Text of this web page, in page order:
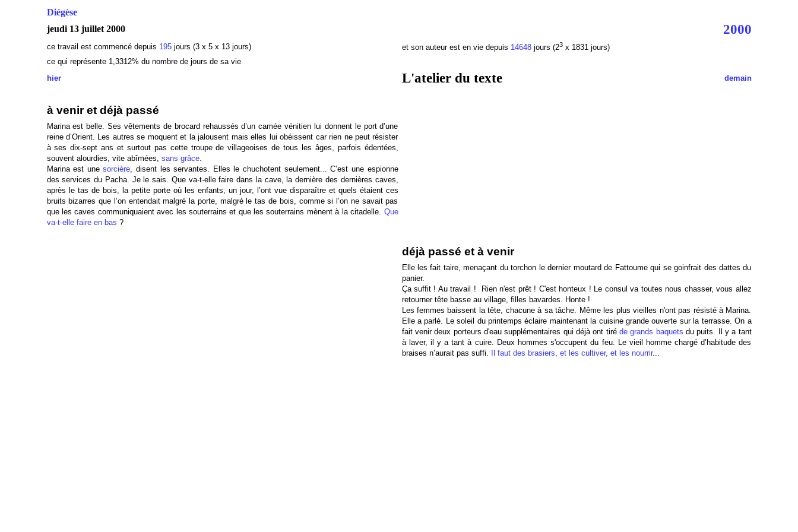
Diégèse
jeudi 13 juillet 2000
2000
ce travail est commencé depuis 195 jours (3 x 5 x 13 jours) et son auteur est en vie depuis 14648jours (23x 1831 jours)
ce qui représente 1,3312% du nombre de jours de sa vie
hier
L'atelier du texte demain
à venir et déjà passé
Marina est belle. Ses vêtements de brocard rehaussés d’un camée vénitien lui donnent le port d’une
reine d’Orient. Les autres se moquent et la jalousent mais elles lui obéissent car rien ne peut résister
à ses dix-sept ans et surtout pas cette troupe de villageoises de tous les âges, parfois édentées,
souvent alourdies, vite abîmées, sans grâce.
Marina est unesorcière, disent les servantes. Elles le chuchotent seulement... C’est une espionne
des services du Pacha. Je le sais. Que va-t-elle faire dans la cave, la dernière des dernières caves,
après le tas de bois, la petite porte où les enfants, un jour, l’ont vue disparaître et quels étaient ces
bruits bizarres que l’on entendait malgré la porte, malgré le tas de bois, comme si l’on ne savait pas
que les caves communiquaient avec les souterrains et que les souterrains mènent à la citadelle. Que
va-t-elle faire en bas ?
déjà passé et à venir
Elle les fait taire, menaçant du torchon le dernier moutard de Fattoume qui se goinfrait des dattes du
panier.
Ça suffit ! Au travail ! Rien n'est prêt ! C'est honteux ! Le consul va toutes nous chasser, vous allez
retourner tête basse au village, filles bavardes. Honte !
Les femmes baissent la tête, chacune à sa tâche. Même les plus vieilles n'ont pas résisté à Marina.
Elle a parlé. Le soleil du printemps éclaire maintenant la cuisine grande ouverte sur la terrasse. On a
fait venir deux porteurs d'eau supplémentaires qui déjà ont tiré de grands baquets du puits. Il y a tant
à laver, il y a tant à cuire. Deux hommes s'occupent du feu. Le vieil homme chargé d’habitude des
braises n’aurait pas suffi.
Il faut des brasiers, et les cultiver, et les nourrir...